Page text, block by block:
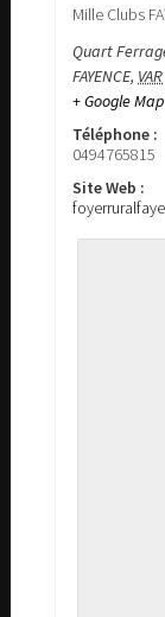
Mille Clubs
Quart
FAYENCE, VAR
+ Google Map
Téléphone :
0494765815
Site Web :